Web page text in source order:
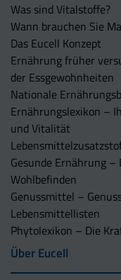
Was sind Vitalstoffe?
Wann brauchen Sie
Das Eucell Konzept
Ernährung früher
der Essgewohnheiten
Nationale
Ernährungslexikon –
und Vitalität
Gesunde Ernährung
Wohlbefinden
Genussmittel –
Lebensmittellisten
Phytolexikon – Die
Über Eucell